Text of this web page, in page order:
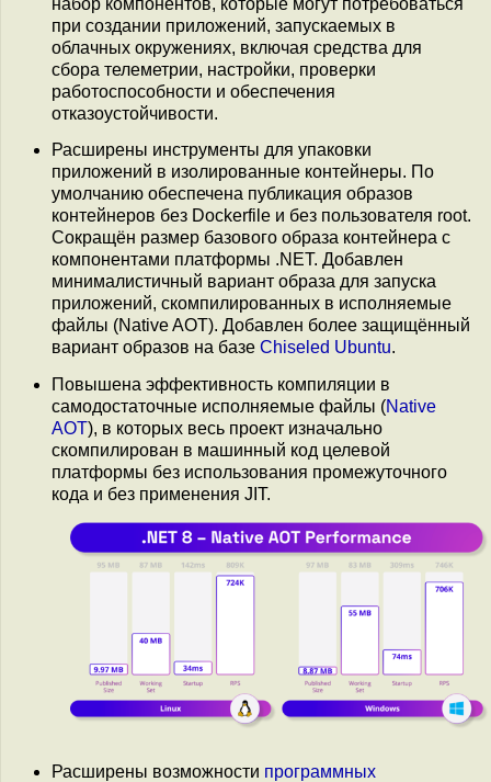
набор компонентов, которые могут потребоваться
при создании приложений, запускаемых в
облачных окружениях, включая средства для
сбора телеметрии, настройки, проверки
работоспособности и обеспечения
отказоустойчивости.
Расширены инструменты для упаковки
приложений в изолированные контейнеры. По
умолчанию обеспечена публикация образов
контейнеров без Dockerfile и без пользователя root.
Сокращён размер базового образа контейнера с
компонентами платформы .NET. Добавлен
минималистичный вариант образа для запуска
приложений, скомпилированных в исполняемые
файлы (Native AOT). Добавлен более защищённый
вариант образов на базе Chiseled Ubuntu.
Повышена эффективность компиляции в
самодостаточные исполняемые файлы (Native
AOT), в которых весь проект изначально
скомпилирован в машинный код целевой
платформы без использования промежуточного
кода и без применения JIT.
Расширены возможности программных